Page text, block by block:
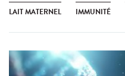
LAIT MATERNEL IMMUNITÉ